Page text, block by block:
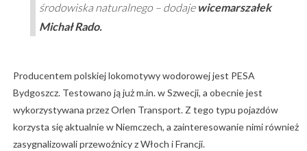
środowiska naturalnego – dodaje wicemarszałek
Michał Rado.
Producentem polskiej lokomotywy wodorowej jest PESA
Bydgoszcz. Testowano ją już m.in. w Szwecji, a obecnie jest
wykorzystywana przez Orlen Transport. Z tego typu pojazdów
korzysta się aktualnie w Niemczech, a zainteresowanie nimi również
zasygnalizowali przewoźnicy z Włoch i Francji.